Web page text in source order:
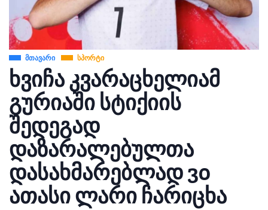
ᲛᲗᲐᲕᲐᲠᲘ ᲡᲞᲝᲠᲢᲘ
ხვიჩა კვარაცხელიამ
გურიაში სტიქიის
შედეგად
დაზარალებულთა
დასახმარებლად 30
ათასი ლარი ჩარიცხა